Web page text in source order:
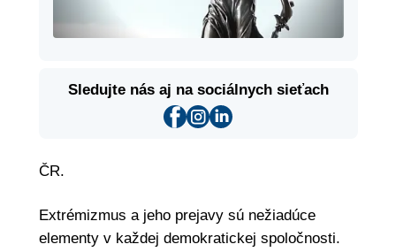
Sledujte nás aj na sociálnych sieťach
ČR.
Extrémizmus a jeho prejavy sú nežiadúce
elementy v každej demokratickej spoločnosti.